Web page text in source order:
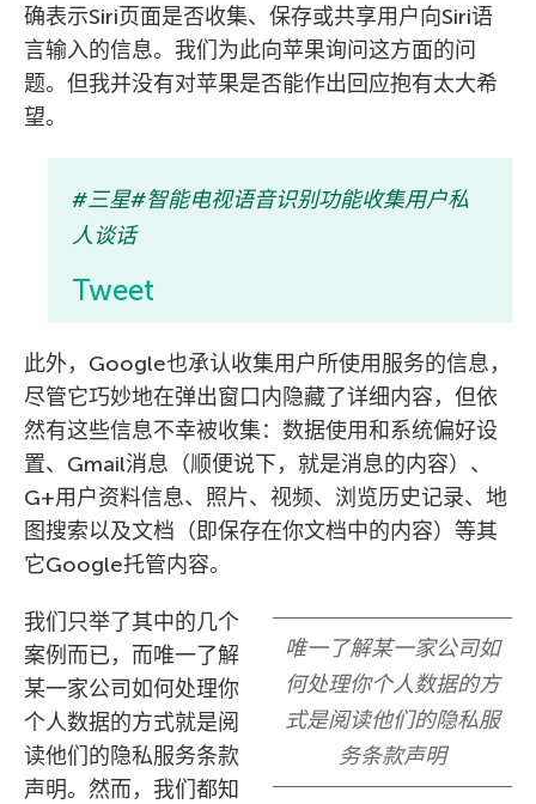
确表示Siri页面是否收集、保存或共享用户向Siri语
言输入的信息。我们为此向苹果询问这方面的问
题。但我并没有对苹果是否能作出回应抱有太大希
望。
#三星#智能电视语音识别功能收集用户私
人谈话
Tweet
此外，Google也承认收集用户所使用服务的信息，
尽管它巧妙地在弹出窗口内隐藏了详细内容，但依
然有这些信息不幸被收集：数据使用和系统偏好设
置、Gmail消息（顺便说下，就是消息的内容）、
G+用户资料信息、照片、视频、浏览历史记录、地
图搜索以及文档（即保存在你文档中的内容）等其
它Google托管内容。
唯一了解某一家公司如
何处理你个人数据的方
式是阅读他们的隐私服
务条款声明
我们只举了其中的几个
案例而已，而唯一了解
某一家公司如何处理你
个人数据的方式就是阅
读他们的隐私服务条款
声明。然而，我们都知